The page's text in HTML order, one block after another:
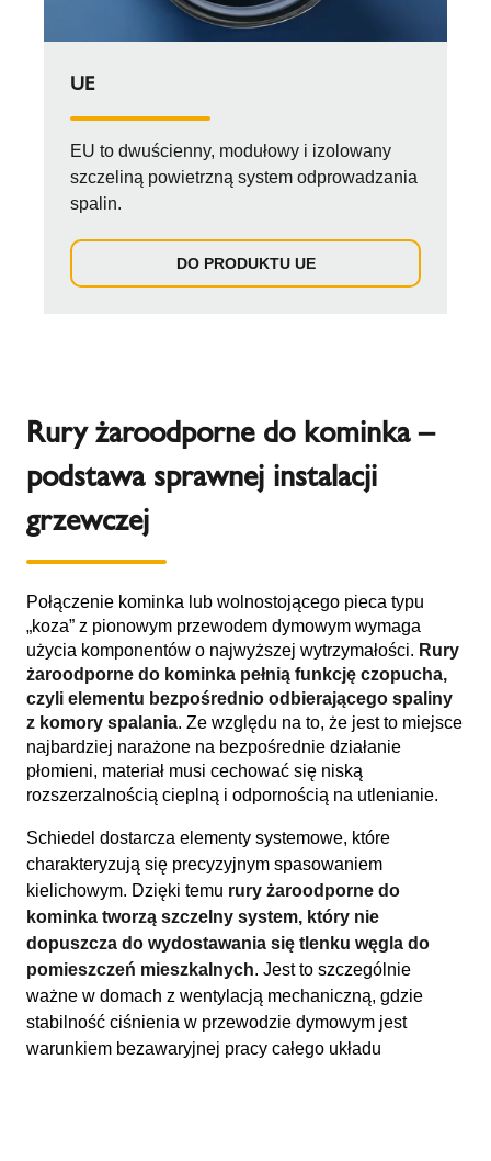
UE
EU to dwuścienny, modułowy i izolowany
szczeliną powietrzną system odprowadzania
spalin.
DO PRODUKTU UE
Rury żaroodporne do kominka –
podstawa sprawnej instalacji
grzewczej
Połączenie kominka lub wolnostojącego pieca typu
„koza” z pionowym przewodem dymowym wymaga
użycia komponentów o najwyższej wytrzymałości. Rury
żaroodporne do kominka pełnią funkcję czopucha,
czyli elementu bezpośrednio odbierającego spaliny
z komory spalania. Ze względu na to, że jest to miejsce
najbardziej narażone na bezpośrednie działanie
płomieni, materiał musi cechować się niską
rozszerzalnością cieplną i odpornością na utlenianie.
Schiedel dostarcza elementy systemowe, które
charakteryzują się precyzyjnym spasowaniem
kielichowym. Dzięki temu rury żaroodporne do
kominka tworzą szczelny system, który nie
dopuszcza do wydostawania się tlenku węgla do
pomieszczeń mieszkalnych. Jest to szczególnie
ważne w domach z wentylacją mechaniczną, gdzie
stabilność ciśnienia w przewodzie dymowym jest
warunkiem bezawaryjnej pracy całego układu